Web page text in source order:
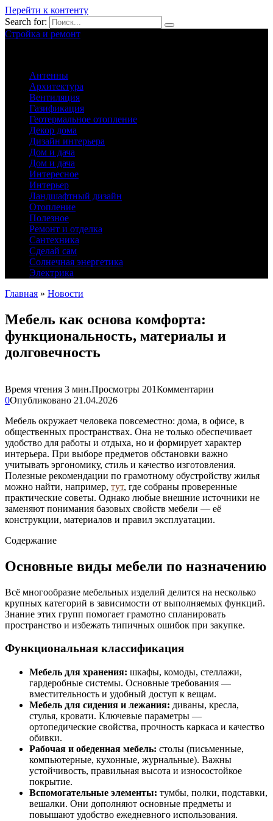
Перейти к контенту
Search for:
Стройка и ремонт
Антенны
Архитектура
Вентиляция
Газификация
Геотермальное отопление
Декор дома
Дизайн интерьера
Дом и дача
Дом и дача
Интересное
Интерьер
Ландшафтный дизайн
Отопление
Полезное
Ремонт и отделка
Сантехника
Сделай сам
Солнечная энергетика
Электрика
Главная » Новости
Мебель как основа комфорта:
функциональность, материалы и
долговечность
Время чтения 3 мин.Просмотры 201Комментарии
0Опубликовано 21.04.2026
Мебель окружает человека повсеместно: дома, в офисе, в
общественных пространствах. Она не только обеспечивает
удобство для работы и отдыха, но и формирует характер
интерьера. При выборе предметов обстановки важно
учитывать эргономику, стиль и качество изготовления.
Полезные рекомендации по грамотному обустройству жилья
можно найти, например, тут, где собраны проверенные
практические советы. Однако любые внешние источники не
заменяют понимания базовых свойств мебели — её
конструкции, материалов и правил эксплуатации.
Содержание
Основные виды мебели по назначению
Всё многообразие мебельных изделий делится на несколько
крупных категорий в зависимости от выполняемых функций.
Знание этих групп помогает грамотно спланировать
пространство и избежать типичных ошибок при закупке.
Функциональная классификация
Мебель для хранения: шкафы, комоды, стеллажи,
гардеробные системы. Основные требования —
вместительность и удобный доступ к вещам.
Мебель для сидения и лежания: диваны, кресла,
стулья, кровати. Ключевые параметры —
ортопедические свойства, прочность каркаса и качество
обивки.
Рабочая и обеденная мебель: столы (письменные,
компьютерные, кухонные, журнальные). Важны
устойчивость, правильная высота и износостойкое
покрытие.
Вспомогательные элементы: тумбы, полки, подставки,
вешалки. Они дополняют основные предметы и
повышают удобство ежедневного использования.